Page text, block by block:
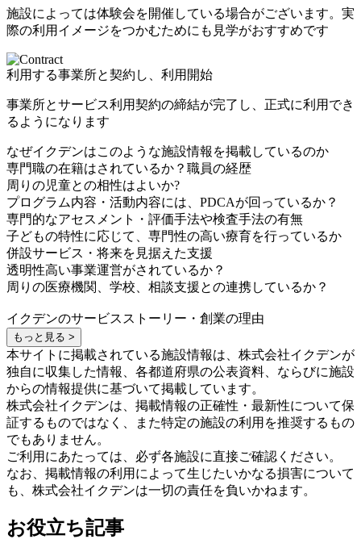
施設によっては体験会を開催している場合がございます。実
際の利用イメージをつかむためにも見学がおすすめです
利用する事業所と契約し、利用開始
事業所とサービス利用契約の締結が完了し、正式に利用でき
るようになります
なぜイクデンはこのような施設情報を掲載しているのか
専門職の在籍はされているか？職員の経歴
周りの児童との相性はよいか?
プログラム内容・活動内容には、PDCAが回っているか？
専門的なアセスメント・評価手法や検査手法の有無
子どもの特性に応じて、専門性の高い療育を行っているか
併設サービス・将来を見据えた支援
透明性高い事業運営がされているか？
周りの医療機関、学校、相談支援との連携しているか？
イクデンのサービスストーリー・創業の理由
もっと見る >
本サイトに掲載されている施設情報は、株式会社イクデンが
独自に収集した情報、各都道府県の公表資料、ならびに施設
からの情報提供に基づいて掲載しています。
株式会社イクデンは、掲載情報の正確性・最新性について保
証するものではなく、また特定の施設の利用を推奨するもの
でもありません。
ご利用にあたっては、必ず各施設に直接ご確認ください。
なお、掲載情報の利用によって生じたいかなる損害について
も、株式会社イクデンは一切の責任を負いかねます。
お役立ち記事